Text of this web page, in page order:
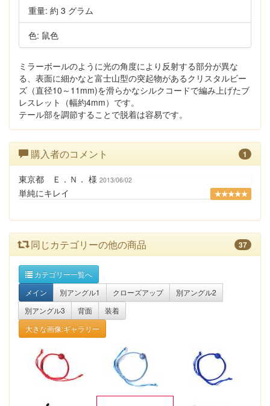
重量: 約 3 グラム
色: 鼠色
ミラーボールのように光の角度により反射する部分が異な
る、表面に細かなと富士山型の突起物があるクリスタルビー
ズ（直径10～11mm)を滑らかなシルクコードで編み上げたブ
レスレット（幅約4mm）です。
テール部を調節することで脱着は容易です。
購入者のコメント 1
東京都 Ｅ．Ｎ． 様 2013/06/02
★★★★★
単純にキレイ
同じカテゴリーの他の商品 37
カテゴリー一覧へ
メイン
別アングル1 クローズアップ
別アングル2
別アングル3
背面
装着
大きな画像:ギャラリー